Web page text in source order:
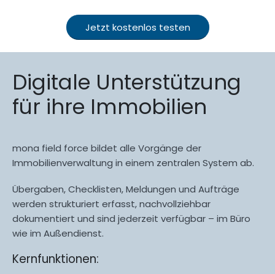
Jetzt kostenlos testen
Digitale Unterstützung
für ihre Immobilien
mona field force bildet alle Vorgänge der
Immobilienverwaltung in einem zentralen System ab.
Übergaben, Checklisten, Meldungen und Aufträge
werden strukturiert erfasst, nachvollziehbar
dokumentiert und sind jederzeit verfügbar – im Büro
wie im Außendienst.
Kernfunktionen: